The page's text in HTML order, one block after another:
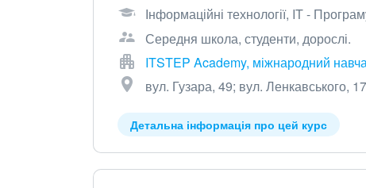
Інформаційні технології, IT -
Середня школа, студенти, дорослі.
ITSTEP Academy, міжнародний
вул. Гузара, 49; вул. Ленкавського,
Детальна інформація про цей курс